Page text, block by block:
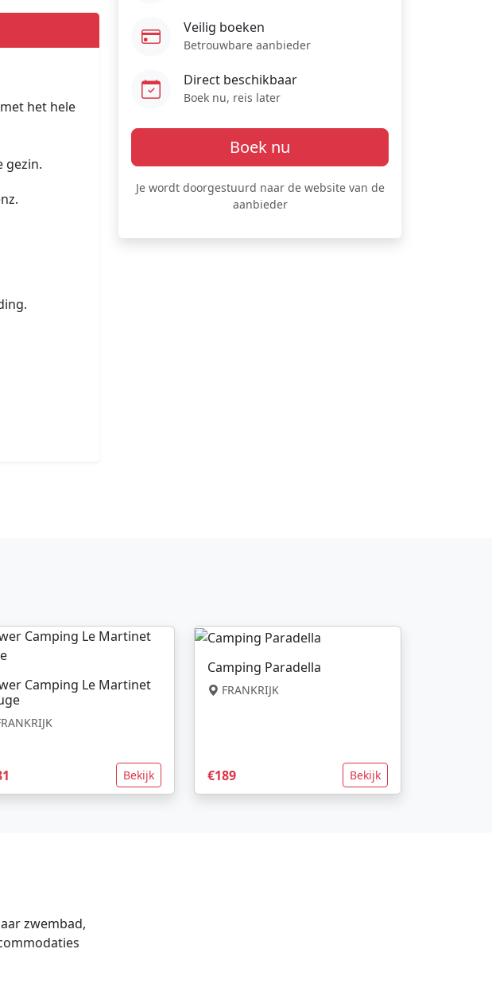
het hele
gezin.
Veilig boeken
Betrouwbare aanbieder
Direct beschikbaar
Boek nu, reis later
Boek nu
Je wordt doorgestuurd naar de website van de
aanbieder
Camping Le Martinet
Bekijk
Camping Paradella
FRANKRIJK
€189 Bekijk
zwembad,